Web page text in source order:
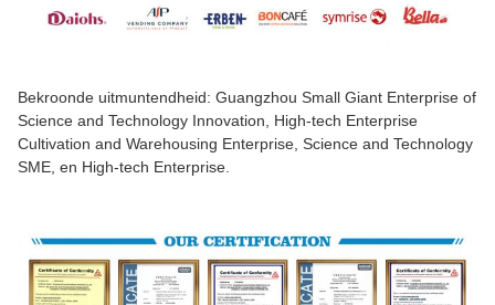
Bekroonde uitmuntendheid: Guangzhou Small Giant Enterprise of
Science and Technology Innovation, High-tech Enterprise
Cultivation and Warehousing Enterprise, Science and Technology
SME, en High-tech Enterprise.